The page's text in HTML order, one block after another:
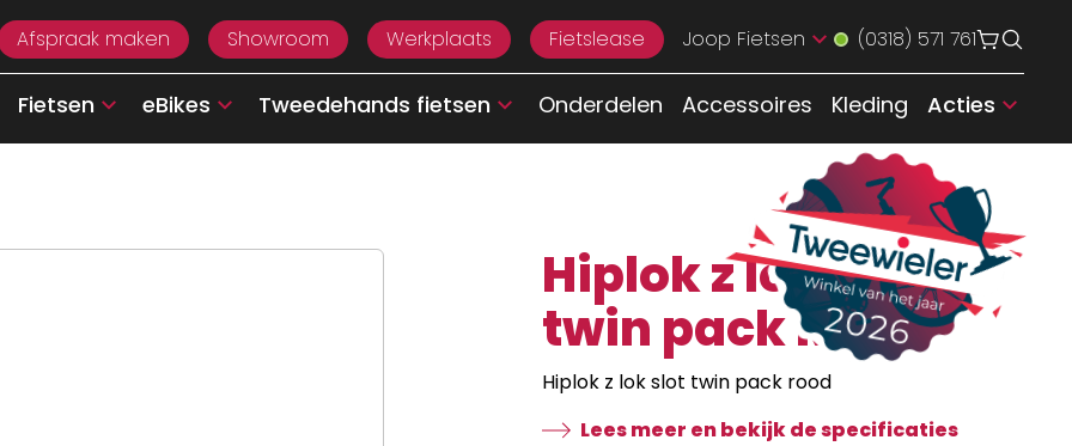
Afspraak maken
Showroom Werkplaats Fietslease Joop Fietsen (0318) 571 761
Fietsen eBikes Tweedehands fietsen Onderdelen Accessoires Kleding Acties
Hiplok z lok slot
twin pack Rood
Hiplok z lok slot twin pack rood
Lees meer en bekijk de specificaties